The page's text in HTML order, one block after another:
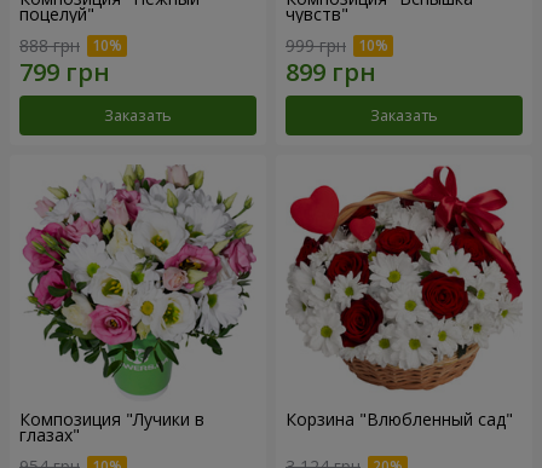
поцелуй"
888 грн
Заказать
чувств"
999 грн
Заказать
Композиция "Лучики в
глазах"
Корзина "Влюбленный сад"